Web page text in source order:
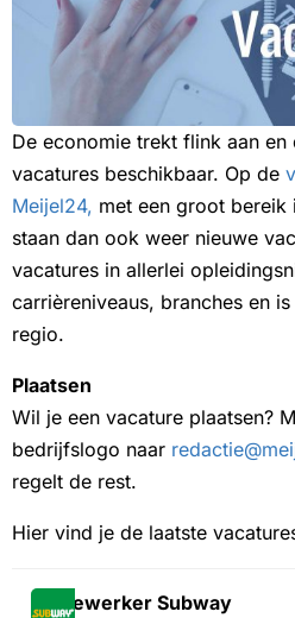
De economie trekt flink aan en
vacatures beschikbaar. Op de
Meijel24, met een groot bereik
staan dan ook weer nieuwe
vacatures in allerlei
carrièreniveaus, branches en
regio.
Plaatsen
Wil je een vacature plaatsen?
bedrijfslogo naar
regelt de rest.
Hier vind je de laatste
Medewerker Subway